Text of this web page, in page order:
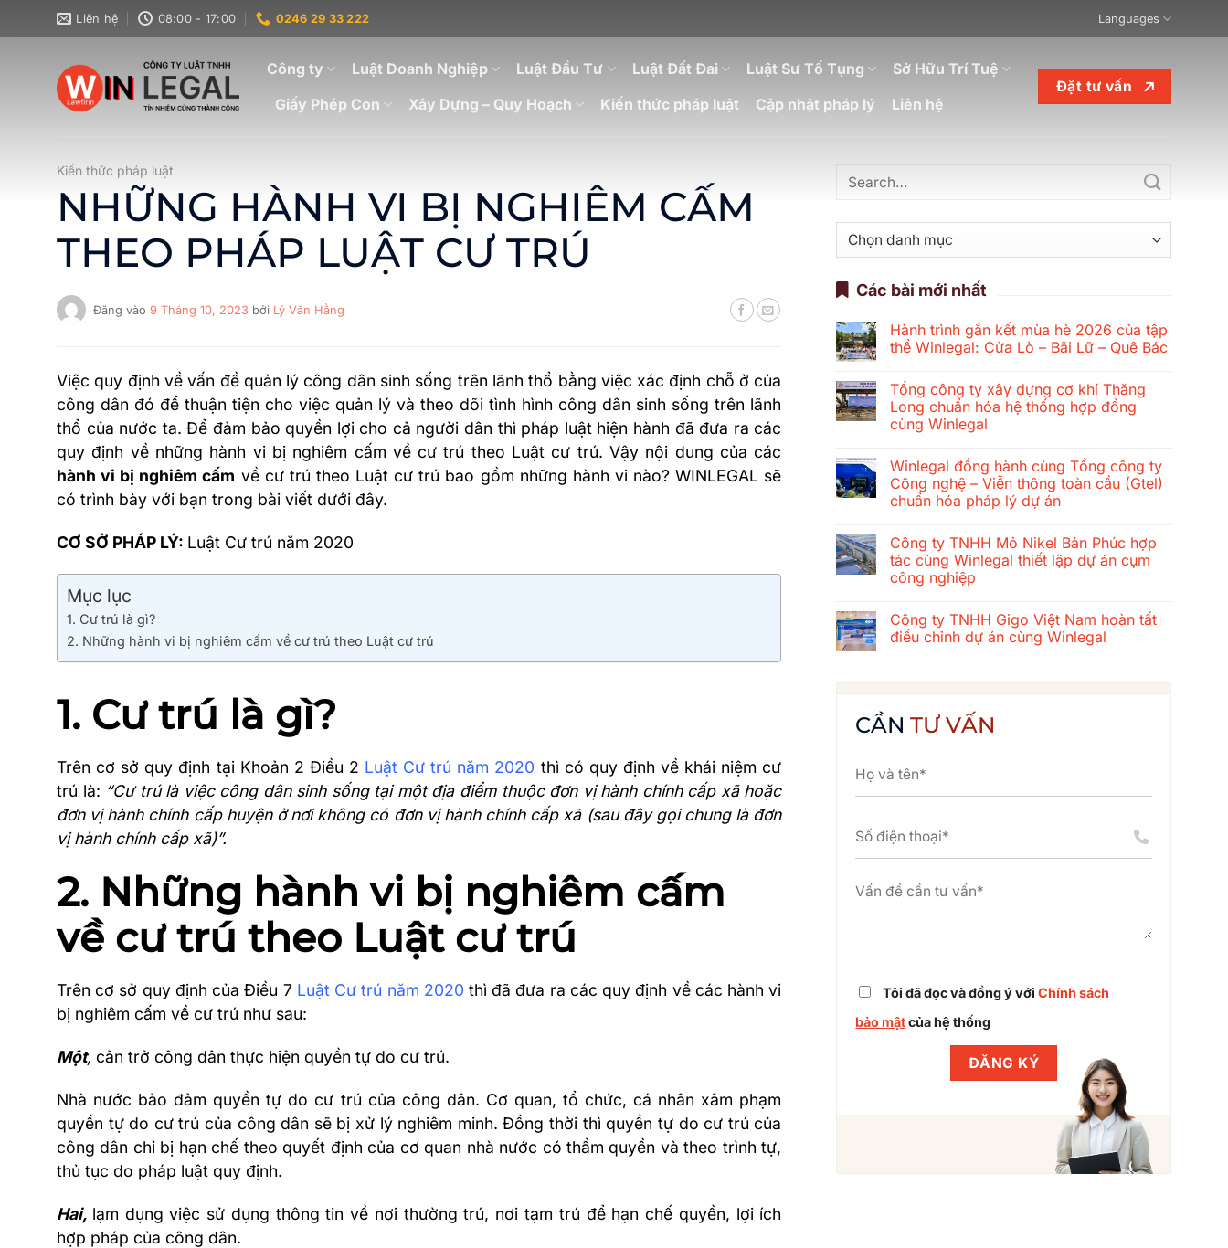
qua
Liên hệ 08:00 - 17:00 0246 29 33 222 Languages
Công ty Luật Doanh Nghiệp Luật Đầu Tư Luật Đất Đai Luật Sư Tố Tụng
Sở Hữu Trí Tuệ
Giấy Phép Con
Xây Dựng – Quy Hoạch Kiến thức pháp luật Cập nhật pháp lý Liên hệ
Đặt tư vấn
Kiến thức pháp luật
NHỮNG HÀNH VI BỊ NGHIÊM CẤM
THEO PHÁP LUẬT CƯ TRÚ
Đăng vào 9 Tháng 10, 2023 bởi Lý Văn Hằng
Việc quy định về vấn đề quản lý công dân sinh sống trên lãnh thổ bằng việc xác định chỗ ở của
công dân đó để thuận tiện cho việc quản lý và theo dõi tình hình công dân sinh sống trên lãnh
thổ của nước ta. Để đảm bảo quyền lợi cho cả người dân thì pháp luật hiện hành đã đưa ra các
quy định về những hành vi bị nghiêm cấm về cư trú theo Luật cư trú. Vậy nội dung của các
hành vi bị nghiêm cấm về cư trú theo Luật cư trú bao gồm những hành vi nào? WINLEGAL sẽ
có trình bày với bạn trong bài viết dưới đây.
CƠ SỞ PHÁP LÝ: Luật Cư trú năm 2020
Mục lục
1. Cư trú là gì?
2. Những hành vi bị nghiêm cấm về cư trú theo Luật cư trú
1. Cư trú là gì?
Trên cơ sở quy định tại Khoản 2 Điều 2 Luật Cư trú năm 2020 thì có quy định về khái niệm cư
trú là: “Cư trú là việc công dân sinh sống tại một địa điểm thuộc đơn vị hành chính cấp xã hoặc
đơn vị hành chính cấp huyện ở nơi không có đơn vị hành chính cấp xã (sau đây gọi chung là đơn
vị hành chính cấp xã)”.
2. Những hành vi bị nghiêm cấm
về cư trú theo Luật cư trú
Trên cơ sở quy định của Điều 7 Luật Cư trú năm 2020 thì đã đưa ra các quy định về các hành vi
bị nghiêm cấm về cư trú như sau:
Một, cản trở công dân thực hiện quyền tự do cư trú.
Nhà nước bảo đảm quyền tự do cư trú của công dân. Cơ quan, tổ chức, cá nhân xâm phạm
quyền tự do cư trú của công dân sẽ bị xử lý nghiêm minh. Đồng thời thì quyền tự do cư trú của
công dân chỉ bị hạn chế theo quyết định của cơ quan nhà nước có thẩm quyền và theo trình tự,
thủ tục do pháp luật quy định.
Hai, lạm dụng việc sử dụng thông tin về nơi thường trú, nơi tạm trú để hạn chế quyền, lợi ích
hợp pháp của công dân.
Danh
mục
Các bài mới nhất
Hành trình gắn kết mùa hè 2026 của tập
thể Winlegal: Cửa Lò – Bãi Lữ – Quê Bác
bình
luận
ở
Hành
kết
mùa
hè
2026
của
Winlegal:
Cửa
Lò
–
–
Quê
Bác
Tổng công ty xây dựng cơ khí Thăng
Long chuẩn hóa hệ thống hợp đồng
cùng Winlegal
bình
luận
ở
Tổng
xây
dựng
cơ
khí
Thăng
hóa
hệ
thống
Winlegal đồng hành cùng Tổng công ty
Công nghệ – Viễn thông toàn cầu (Gtel)
chuẩn hóa pháp lý dự án
bình
luận
ở
Winlegal
cùng
Tổng
công
toàn
cầu
hóa
pháp
Công ty TNHH Mỏ Nikel Bản Phúc hợp
tác cùng Winlegal thiết lập dự án cụm
công nghiệp
bình
luận
ở
Bản
Phúc
Winlegal
lập
cụm
công
nghiệp
Công ty TNHH Gigo Việt Nam hoàn tất
điều chỉnh dự án cùng Winlegal
Công
ty
Nam
tất
dự
án
cùng
CẦNTƯ VẤN
Tôi đã đọc và đồng ý vớiChính sách
bảo mậtcủa hệ thống